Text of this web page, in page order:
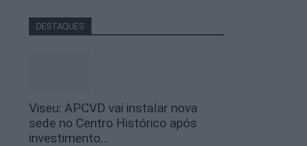
DESTAQUES
Viseu: APCVD vai instalar nova
sede no Centro Histórico após
investimento...